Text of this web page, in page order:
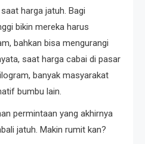
harga jatuh. Bagi
bikin mereka harus
bahkan bisa mengurangi
saat harga cabai di pasar
banyak masyarakat
bumbu lain.
permintaan yang akhirnya
jatuh. Makin rumit kan?